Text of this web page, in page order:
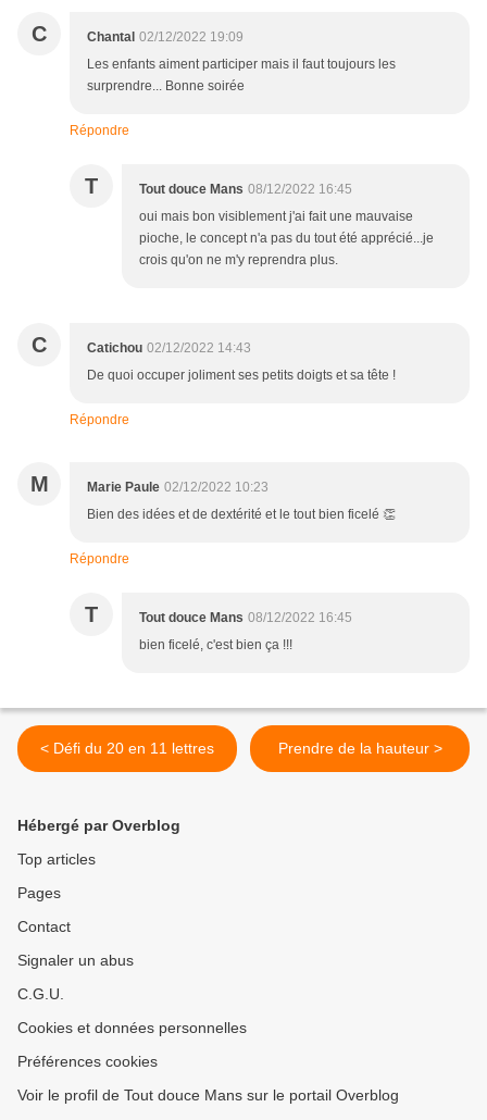
C Chantal 02/12/2022 19:09
Les enfants aiment participer mais il faut toujours les
surprendre... Bonne soirée
Répondre
T Tout douce Mans 08/12/2022 16:45
oui mais bon visiblement j'ai fait une mauvaise
pioche, le concept n'a pas du tout été apprécié...je
crois qu'on ne m'y reprendra plus.
C Catichou 02/12/2022 14:43
De quoi occuper joliment ses petits doigts et sa tête !
Répondre
M Marie Paule 02/12/2022 10:23
Bien des idées et de dextérité et le tout bien ficelé 👏
Répondre
T Tout douce Mans 08/12/2022 16:45
bien ficelé, c'est bien ça !!!
< Défi du 20 en 11 lettres Prendre de la hauteur >
Hébergé par Overblog
Top articles
Pages
Contact
Signaler un abus
C.G.U.
Cookies et données personnelles
Préférences cookies
Voir le profil de Tout douce Mans sur le portail Overblog